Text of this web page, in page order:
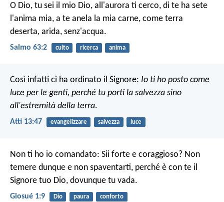
O Dio, tu sei il mio Dio, all'aurora ti cerco, di te ha sete
l'anima mia, a te anela la mia carne, come terra
deserta, arida, senz'acqua.
Salmo 63:2 culto ricerca anima
Così infatti ci ha ordinato il Signore: Io ti ho posto come
luce per le genti, perché tu porti la salvezza sino
all'estremità della terra.
Atti 13:47 evangelizzare salvezza luce
Non ti ho io comandato: Sii forte e coraggioso? Non
temere dunque e non spaventarti, perché è con te il
Signore tuo Dio, dovunque tu vada.
Giosué 1:9 Dio paura conforto